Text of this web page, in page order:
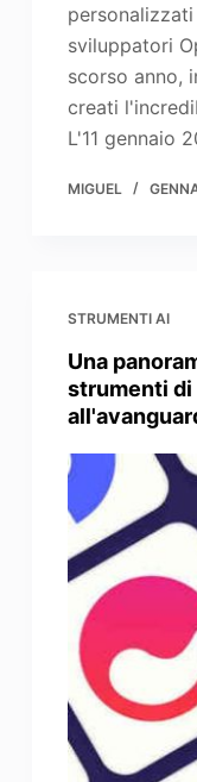
sviluppatori
scorso anno,
creati
L'11 gennaio
MIGUEL
STRUMENTI AI
Una
strumenti